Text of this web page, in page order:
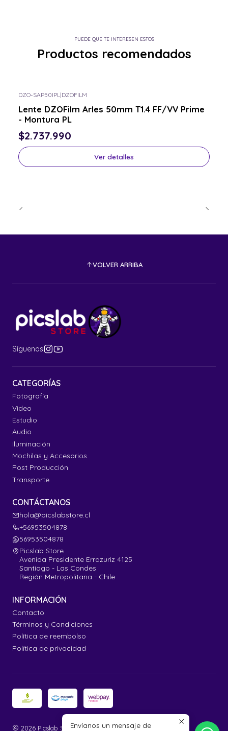
PUEDE QUE TE INTERESEN ESTOS
Productos recomendados
DZO-SAP50IPL|DZOFILM
Lente DZOFilm Arles 50mm T1.4 FF/VV Prime
- Montura PL
$2.737.990
Ver detalles
VOLVER ARRIBA
Síguenos
CATEGORÍAS
Fotografía
Video
Estudio
Audio
Iluminación
Mochilas y Accesorios
Post Producción
Transporte
CONTÁCTANOS
hola@picslabstore.cl
+56953504878
56953504878
Picslab Store
Avenida Presidente Errazuriz 4125
Santiago - Las Condes
Región Metropolitana - Chile
INFORMACIÓN
Contacto
Términos y Condiciones
Política de reembolso
Política de privacidad
2026 Picslab Store.Envíanos un mensaje de